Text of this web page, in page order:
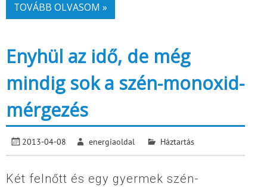
TOVÁBB OLVASOM »
Enyhül az idő, de még
mindig sok a szén-monoxid-
mérgezés
2013-04-08 energiaoldal Háztartás
Két felnőtt és egy gyermek szén-